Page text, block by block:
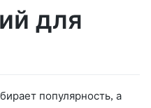
для
популярность, а